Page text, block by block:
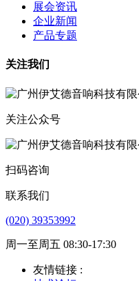
展会资讯
企业新闻
产品专题
关注我们
关注公众号
扫码咨询
联系我们
(020) 39353992
周一至周五 08:30-17:30
友情链接 :